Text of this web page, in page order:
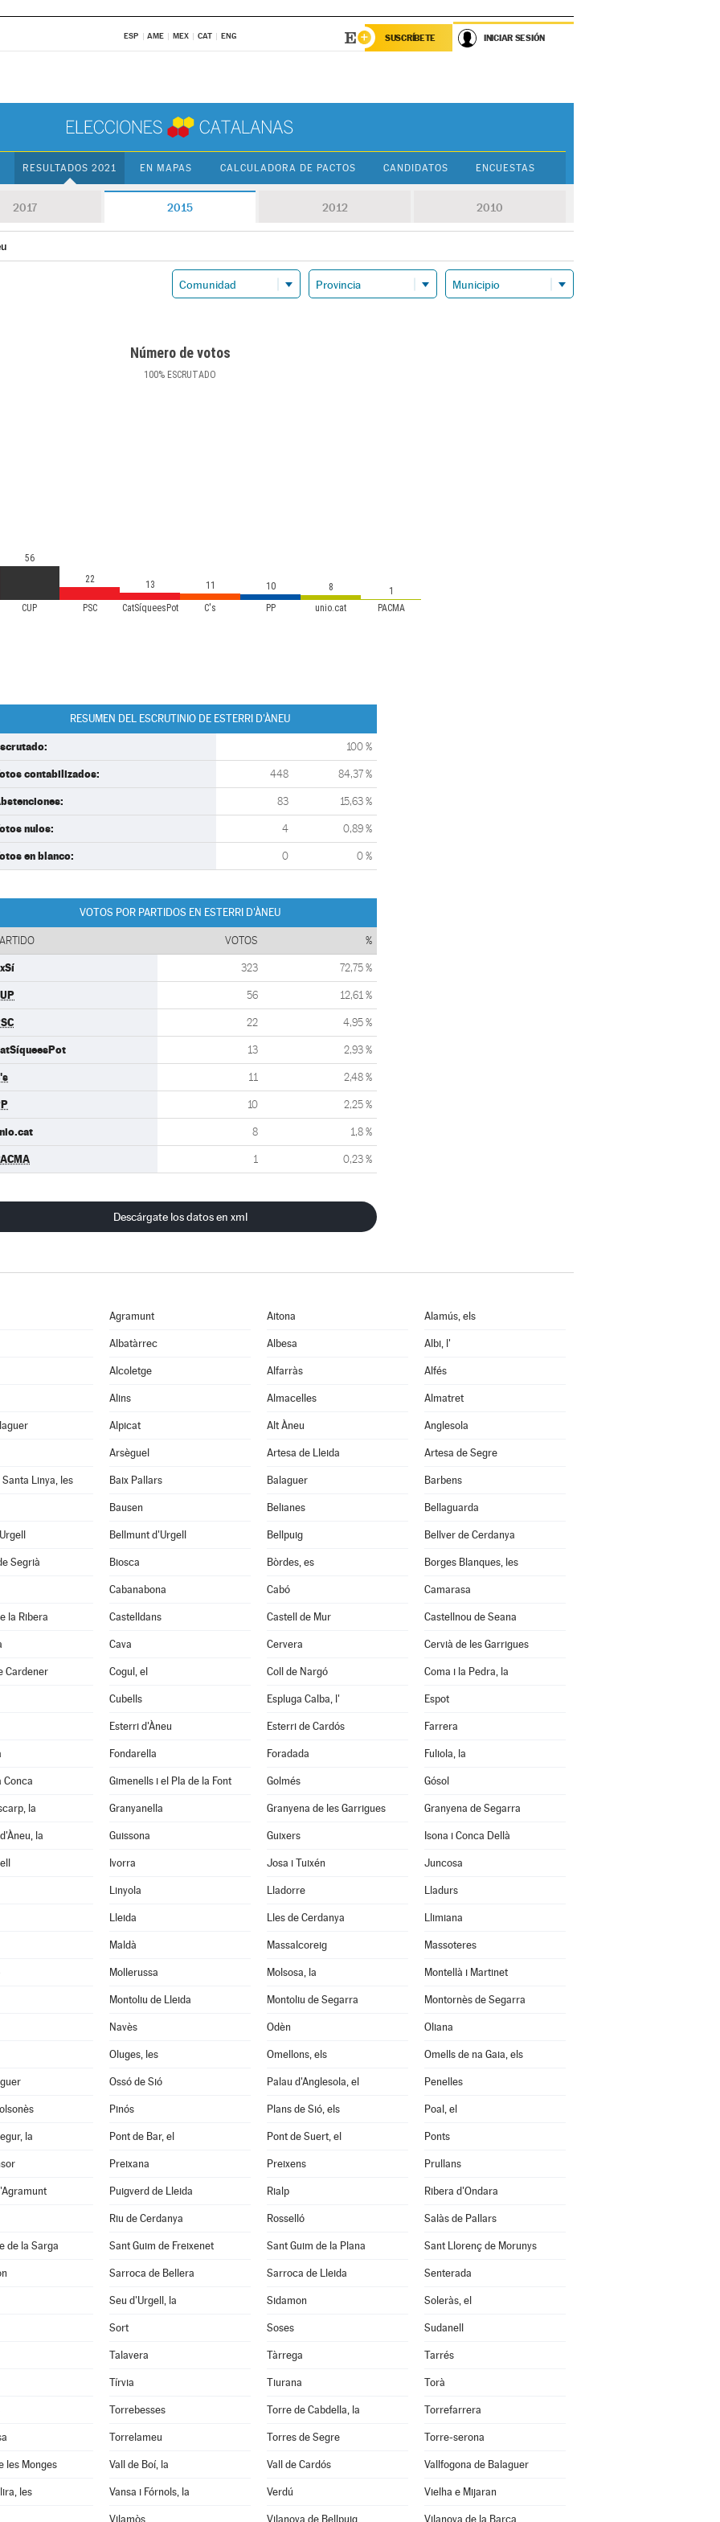
ESP AME MEX CAT ENG SUSCRÍBETE INICIAR SESIÓN
RESULTADOS 2021 EN MAPAS CALCULADORA DE PACTOS CANDIDATOS ENCUESTAS
2017 2015 2012 2010
Número de votos
100% ESCRUTADO
CUP PSC CatSíqueesPot C's PP unio.cat PACMA
56
22
13 11 10 8 1
RESUMEN DEL ESCRUTINIO DE ESTERRI D'ÀNEU
100 %
contabilizados: 448 84,37 %
83 15,63 %
nulos: 4 0,89 %
en blanco: 0 0 %
VOTOS POR PARTIDOS EN ESTERRI D'ÀNEU
VOTOS %
323 72,75 %
56 12,61 %
22 4,95 %
13 2,93 %
11 2,48 %
10 2,25 %
8 1,8 %
1 0,23 %
Descárgate los datos en xml
Agramunt Aitona Alamús, els
Albatàrrec Albesa Albi, l'
Alcoletge Alfarràs Alfés
Alins Almacelles Almatret
Alpicat Alt Àneu Anglesola
Arsèguel Artesa de Lleida Artesa de Segre
Linya, les Baix Pallars Balaguer Barbens
Bausen Belianes Bellaguarda
Bellmunt d'Urgell Bellpuig Bellver de Cerdanya
Segrià Biosca Bòrdes, es Borges Blanques, les
Cabanabona Cabó Camarasa
la Ribera Castelldans Castell de Mur Castellnou de Seana
Cava Cervera Cervià de les Garrigues
Cardener Cogul, el Coll de Nargó Coma i la Pedra, la
Cubells Espluga Calba, l' Espot
Esterri d'Àneu Esterri de Cardós Farrera
Fondarella Foradada Fuliola, la
Conca Gimenells i el Pla de la Font Golmés Gósol
la Granyanella Granyena de les Garrigues Granyena de Segarra
la Guissona Guixers Isona i Conca Dellà
Ivorra Josa i Tuixén Juncosa
Linyola Lladorre Lladurs
Lleida Lles de Cerdanya Llimiana
Maldà Massalcoreig Massoteres
Mollerussa Molsosa, la Montellà i Martinet
Montoliu de Lleida Montoliu de Segarra Montornès de Segarra
Navès Odèn Oliana
Oluges, les Omellons, els Omells de na Gaia, els
Ossó de Sió Palau d'Anglesola, el Penelles
Pinós Plans de Sió, els Poal, el
la Pont de Bar, el Pont de Suert, el Ponts
Preixana Preixens Prullans
Puigverd de Lleida Rialp Ribera d'Ondara
Riu de Cerdanya Rosselló Salàs de Pallars
de la Sarga Sant Guim de Freixenet Sant Guim de la Plana Sant Llorenç de Morunys
Sarroca de Bellera Sarroca de Lleida Senterada
Seu d'Urgell, la Sidamon Soleràs, el
Sort Soses Sudanell
Talavera Tàrrega Tarrés
Tírvia Tiurana Torà
Torrebesses Torre de Cabdella, la Torrefarrera
Torrelameu Torres de Segre Torre-serona
les Monges Vall de Boí, la Vall de Cardós Vallfogona de Balaguer
les Vansa i Fórnols, la Verdú Vielha e Mijaran
Vilamòs Vilanova de Bellpuig Vilanova de la Barca